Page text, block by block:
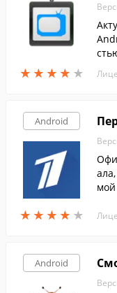
★ ★ ★ ★ ★
★ ★ ★ ★ ★
лов.
Android
★ ★ ★ ★ ★
★ ★ ★ ★ ★
Android